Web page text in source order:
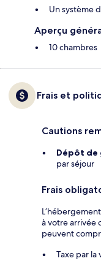
Un système
Aperçu
10 chambres
Frais et
Cautions
Dépôt de
par séjour
Frais
à votre arrivée
peuvent
Taxe par la